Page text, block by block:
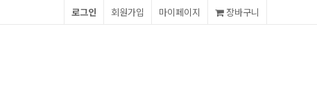
장바구니
마이페이지
회원가입
로그인